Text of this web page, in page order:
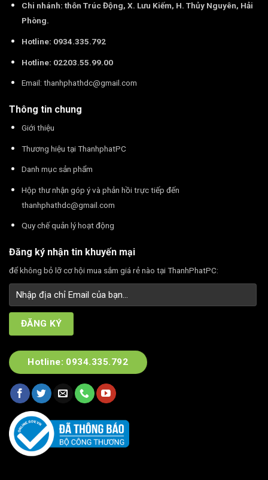
Chi nhánh: thôn Trúc Động, X. Lưu Kiếm, H. Thủy Nguyên, Hải
Phòng.
Hotline: 0934.335.792
Hotline: 02203.55.99.00
Email: thanhphathdc@gmail.com
Thông tin chung
Giới thiệu
Thương hiệu tại ThanhphatPC
Danh mục sản phẩm
Hộp thư nhận góp ý và phản hồi trực tiếp đến
thanhphathdc@gmail.com
Quy chế quản lý hoạt động
Đăng ký nhận tin khuyến mại
để không bỏ lỡ cơ hội mua sắm giá rẻ nào tại ThanhPhatPC:
Hotline: 0934.335.792